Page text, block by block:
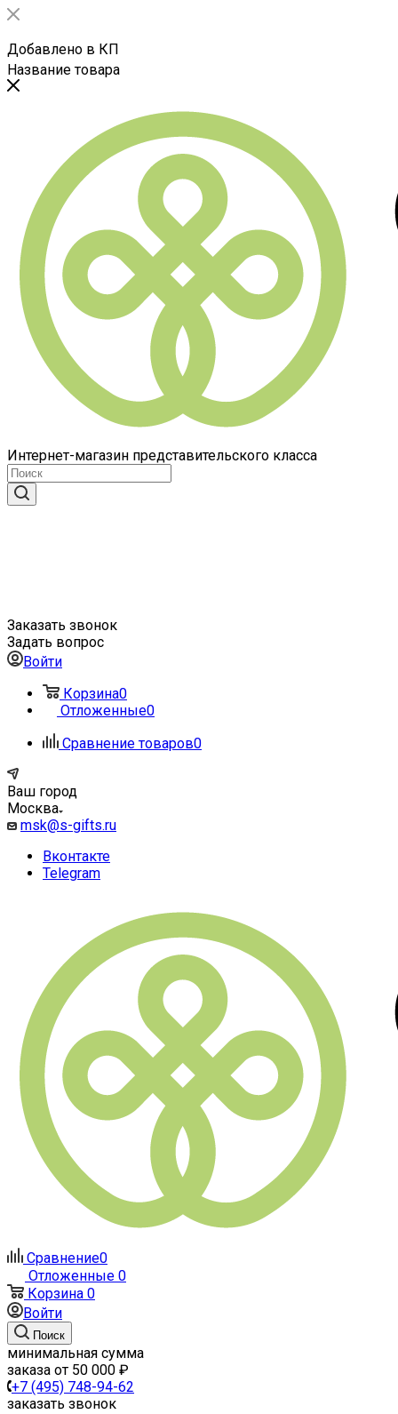
Добавлено в КП
Название товара
Интернет-магазин представительского класса
Заказать звонок
Задать вопрос
Войти
Корзина0
Отложенные0
Сравнение товаров0
Ваш город
Москва
msk@s-gifts.ru
Вконтакте
Telegram
Сравнение0
Отложенные 0
Корзина 0
Войти
Поиск
минимальная сумма
заказа от 50 000 ₽
+7 (495) 748-94-62
заказать звонок